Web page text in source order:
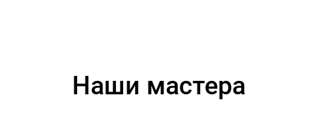
Наши мастера